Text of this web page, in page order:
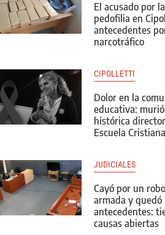
El acusado por
pedofilia en
antecedentes
narcotráfico
CIPOLLETTI
Dolor en la
educativa:
histórica
Escuela
JUDICIALES
Cayó por un
armada y quedó
antecedentes:
causas abiertas